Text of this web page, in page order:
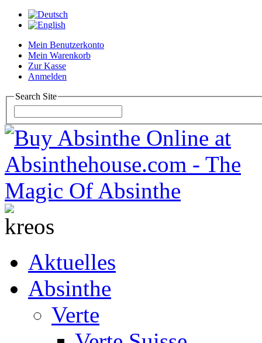
Mein Benutzerkonto
Mein Warenkorb
Zur Kasse
Anmelden
Search Site
Aktuelles
Absinthe
Verte